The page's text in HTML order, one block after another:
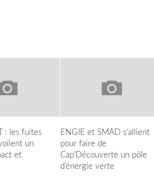
: les fuites
un
et
ENGIE et SMAD s’allient
pour faire de
Cap’Découverte un pôle
d’énergie verte